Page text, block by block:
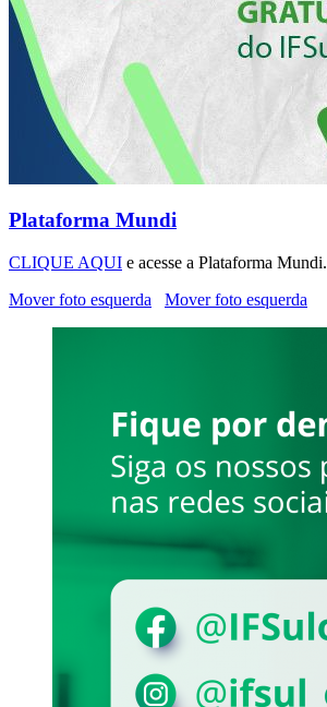
Plataforma Mundi
CLIQUE AQUI e acesse a Plataforma Mundi.
Mover foto esquerda
Mover foto esquerda